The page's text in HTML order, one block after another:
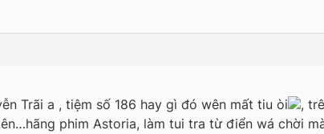
Trãi a , tiệm số 186 hay gì đó wên mất tiu òi
,
phim Astoria, làm tui tra từ điển wá chời